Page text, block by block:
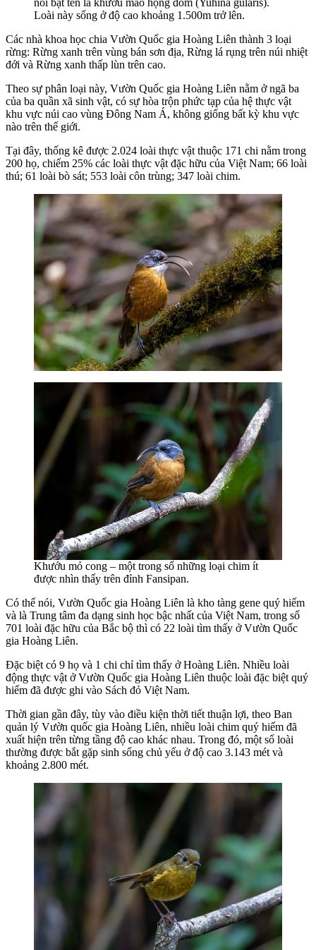
nổi bật tên là khướu mào họng đốm (Yuhina gularis).
Loài này sống ở độ cao khoảng 1.500m trở lên.
Các nhà khoa học chia Vườn Quốc gia Hoàng Liên thành 3 loại
rừng: Rừng xanh trên vùng bán sơn địa, Rừng lá rụng trên núi nhiệt
đới và Rừng xanh thấp lùn trên cao.
Theo sự phân loại này, Vườn Quốc gia Hoàng Liên nằm ở ngã ba
của ba quần xã sinh vật, có sự hòa trộn phức tạp của hệ thực vật
khu vực núi cao vùng Đông Nam Á, không giống bất kỳ khu vực
nào trên thế giới.
Tại đây, thống kê được 2.024 loài thực vật thuộc 171 chi nằm trong
200 họ, chiếm 25% các loài thực vật đặc hữu của Việt Nam; 66 loài
thú; 61 loài bò sát; 553 loài côn trùng; 347 loài chim.
Khướu mỏ cong – một trong số những loại chim ít
được nhìn thấy trên đỉnh Fansipan.
Có thể nói, Vườn Quốc gia Hoàng Liên là kho tàng gene quý hiếm
và là Trung tâm đa dạng sinh học bậc nhất của Việt Nam, trong số
701 loài đặc hữu của Bắc bộ thì có 22 loài tìm thấy ở Vườn Quốc
gia Hoàng Liên.
Đặc biệt có 9 họ và 1 chi chỉ tìm thấy ở Hoàng Liên. Nhiều loài
động thực vật ở Vườn Quốc gia Hoàng Liên thuộc loài đặc biệt quý
hiếm đã được ghi vào Sách đỏ Việt Nam.
Thời gian gần đây, tùy vào điều kiện thời tiết thuận lợi, theo Ban
quản lý Vườn quốc gia Hoàng Liên, nhiều loài chim quý hiếm đã
xuất hiện trên từng tầng độ cao khác nhau. Trong đó, một số loài
thường được bắt gặp sinh sống chủ yếu ở độ cao 3.143 mét và
khoảng 2.800 mét.